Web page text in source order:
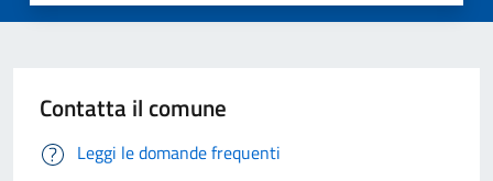
Contatta il comune
Leggi le domande frequenti